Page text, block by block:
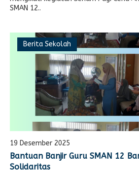
SMAN 12..
Berita Sekolah
19 Desember 2025
Bantuan Banjir Guru SMAN 12
Solidaritas